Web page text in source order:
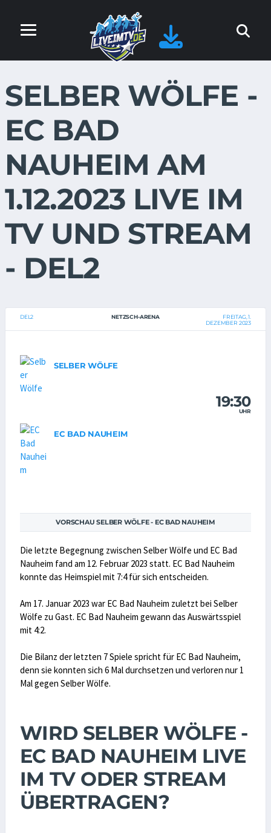
SELBER WÖLFE -
EC BAD
NAUHEIM AM
1.12.2023 LIVE IM
TV UND STREAM
- DEL2
DEL2 NETZSCH-ARENA
FREITAG, 1.
DEZEMBER 2023
SELBER WÖLFE
19:30
UHR
EC BAD NAUHEIM
VORSCHAU SELBER WÖLFE - EC BAD NAUHEIM
Die letzte Begegnung zwischen Selber Wölfe und EC Bad
Nauheim fand am 12. Februar 2023 statt. EC Bad Nauheim
konnte das Heimspiel mit 7:4 für sich entscheiden.
Am 17. Januar 2023 war EC Bad Nauheim zuletzt bei Selber
Wölfe zu Gast. EC Bad Nauheim gewann das Auswärtsspiel
mit 4:2.
Die Bilanz der letzten 7 Spiele spricht für EC Bad Nauheim,
denn sie konnten sich 6 Mal durchsetzen und verloren nur 1
Mal gegen Selber Wölfe.
WIRD SELBER WÖLFE -
EC BAD NAUHEIM LIVE
IM TV ODER STREAM
ÜBERTRAGEN?